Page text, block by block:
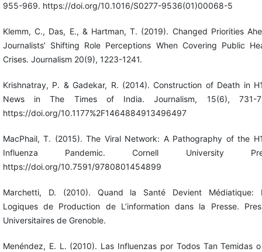
955-969. https://doi.org/10.1016/S0277-9536(01)00068-5
Klemm, C., Das, E., & Hartman, T. (2019). Changed Priorities
Journalists’ Shifting Role Perceptions When Covering Public
Crises. Journalism 20(9), 1223-1241.
Krishnatray, P. & Gadekar, R. (2014). Construction of Death in
News in The Times of India. Journalism, 15(6), 731-
https://doi.org/10.1177%2F1464884913496497
MacPhail, T. (2015). The Viral Network: A Pathography of the
Influenza Pandemic. Cornell University
https://doi.org/10.7591/9780801454899
Marchetti, D. (2010). Quand la Santé Devient Médiatique:
Logiques de Production de L’information dans la Presse.
Universitaires de Grenoble.
Menéndez, E. L. (2010). Las Influenzas por Todos Tan Temidas